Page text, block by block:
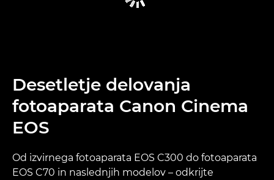
Desetletje delovanja
fotoaparata Canon Cinema
EOS
Od izvirnega fotoaparata EOS C300 do fotoaparata
EOS C70 in naslednjih modelov – odkrijte